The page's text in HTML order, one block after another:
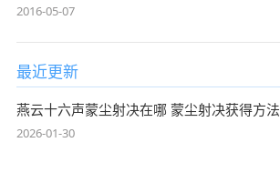
2016-05-07
最近更新
燕云十六声蒙尘射决在哪 蒙尘射决获得方法
2026-01-30